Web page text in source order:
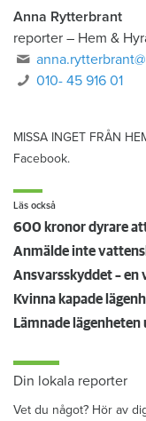
Anna Rytterbrant
reporter – Hem &
010- 45 916 01
MISSA INGET FRÅN
Facebook.
Läs också
600 kronor dyrare
Ansvarsskyddet –
Din lokala reporter
Vet du något? Hör av